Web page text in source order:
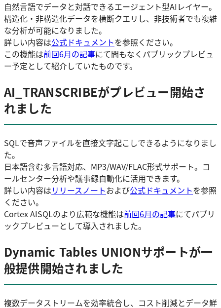
自然言語でデータと対話できるエージェント型AIレイヤー。
構造化・非構造化データを横断クエリし、非技術者でも複雑
な分析が可能になりました。
詳しい内容は公式ドキュメントを参照ください。
この機能は前回6月の記事にて間もなくパブリックプレビュ
ー予定として紹介していたものです。
AI_TRANSCRIBEがプレビュー開始さ
れました
SQLで音声ファイルを直接文字起こしできるようになりまし
た。
日本語含む多言語対応、MP3/WAV/FLAC形式サポート。コ
ールセンター分析や議事録自動化に活用できます。
詳しい内容はリリースノートおよび公式ドキュメントを参照
ください。
Cortex AISQLのより広範な機能は前回6月の記事にてパブリ
ックプレビューとして導入されました。
Dynamic Tables UNIONサポートが一
般提供開始されました
複数データストリームを効率統合し、コスト削減とデータ鮮